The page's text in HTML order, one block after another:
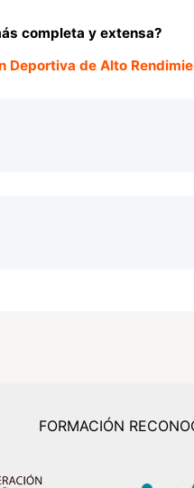
completa y extensa?
Deportiva de Alto
FORMACIÓN